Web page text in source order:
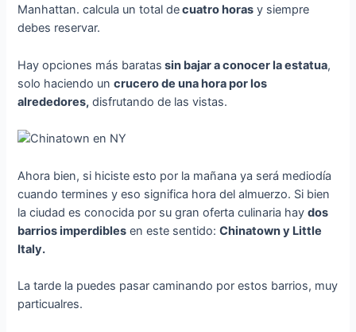
Manhattan. calcula un total decuatro horas y siempre
debes reservar.
Hay opciones más baratas sin bajar a conocer la estatua,
solo haciendo uncrucero de una hora por los
alrededores, disfrutando de las vistas.
Ahora bien, si hiciste esto por la mañana ya será mediodía
cuando termines y eso significa hora del almuerzo. Si bien
la ciudad es conocida por su gran oferta culinaria haydos
barrios imperdibles en este sentido:Chinatown y Little
Italy.
La tarde la puedes pasar caminando por estos barrios, muy
particualres.